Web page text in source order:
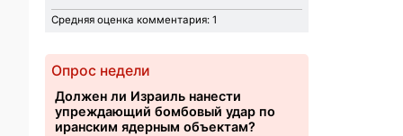
Средняя оценка комментария: 1
Опрос недели
Должен ли Израиль нанести
упреждающий бомбовый удар по
иранским ядерным объектам?